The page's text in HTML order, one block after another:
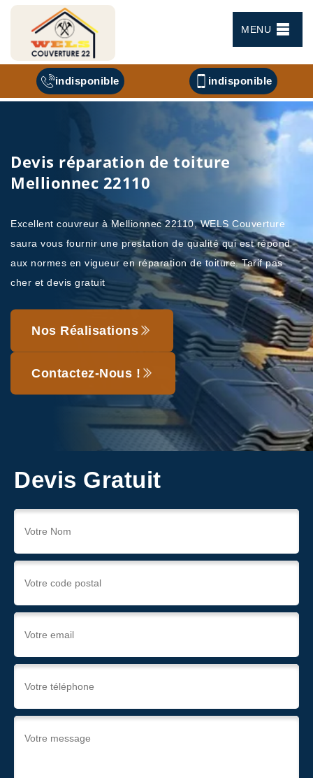
MENU
indisponible indisponible
Devis réparation de toiture
Mellionnec 22110
Excellent couvreur à Mellionnec 22110, WELS Couverture
saura vous fournir une prestation de qualité qui est répond
aux normes en vigueur en réparation de toiture. Tarif pas
cher et devis gratuit
Nos Réalisations
Contactez-Nous !
Devis Gratuit